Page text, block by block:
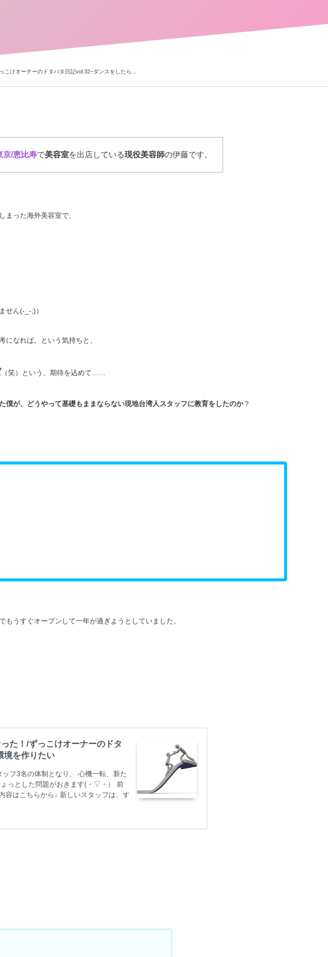
けオーナーのドタバタ日記vol.32~ダンスをしたら...
京/恵比寿で美容室を出店している現役美容師の伊藤です。
まった海外美容室で、
せん(-_-;)）
なれば。という気持ちと、
（笑）という、期待を込めて……
僕が、どうやって基礎もままならない現地台湾人スタッフに教育をしたのか？
うすぐオープンして一年が過ぎようとしていました。
た！/ずっこけオーナーのドタ
境を作りたい
フ3名の体制となり、 心機一転、新た
っとした問題がおきます(・▽・） 前
容はこちらから↓ 新しいスタッフは、す
、もともと紹介してくれたスタッフ
毎朝朝練の時間を作って、 彼女をい